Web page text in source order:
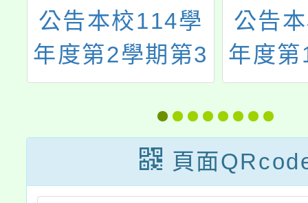
公告本校114學
年度第1學期第2
次代理教師甄選
有關
行政
簡稱
書函
正「
等
頁面